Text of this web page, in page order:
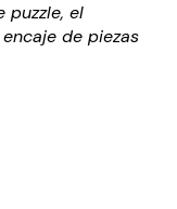
puzzle, el
de piezas